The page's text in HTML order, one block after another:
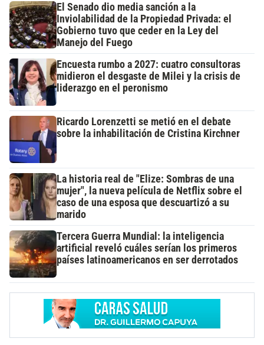
El Senado dio media sanción a la
Inviolabilidad de la Propiedad Privada: el
Gobierno tuvo que ceder en la Ley del
Manejo del Fuego
Encuesta rumbo a 2027: cuatro consultoras
midieron el desgaste de Milei y la crisis de
liderazgo en el peronismo
Ricardo Lorenzetti se metió en el debate
sobre la inhabilitación de Cristina Kirchner
La historia real de "Elize: Sombras de una
mujer", la nueva película de Netflix sobre el
caso de una esposa que descuartizó a su
marido
Tercera Guerra Mundial: la inteligencia
artificial reveló cuáles serían los primeros
países latinoamericanos en ser derrotados